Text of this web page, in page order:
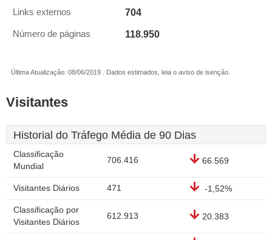
Links externos 704
Número de páginas 118.950
Última Atualização: 08/06/2019 . Dados estimados, leia o aviso de isenção.
Visitantes
Historial do Tráfego Média de 90 Dias
Classificação
Mundial
706.416 66.569
Visitantes Diários 471 -1,52%
Classificação por
Visitantes Diários
612.913 20.383